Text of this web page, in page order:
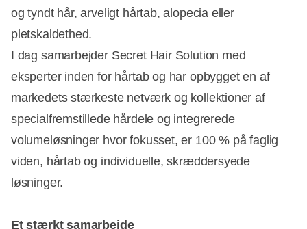
og tyndt hår, arveligt hårtab, alopecia eller
pletskaldethed.
I dag samarbejder Secret Hair Solution med
eksperter inden for hårtab og har opbygget en af
markedets stærkeste netværk og kollektioner af
specialfremstillede hårdele og integrerede
volumeløsninger hvor fokusset, er 100 % på faglig
viden, hårtab og individuelle, skræddersyede
løsninger.
Et stærkt samarbejde